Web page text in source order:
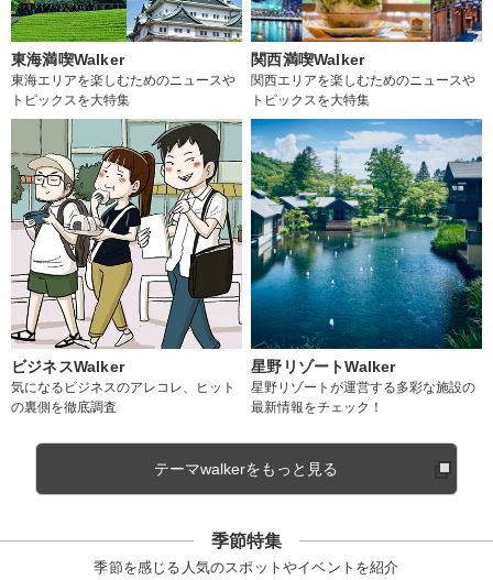
東海満喫Walker
東海エリアを楽しむためのニュースや
トピックスを大特集
関西満喫Walker
関西エリアを楽しむためのニュースや
トピックスを大特集
ビジネスWalker
気になるビジネスのアレコレ、ヒット
の裏側を徹底調査
星野リゾートWalker
星野リゾートが運営する多彩な施設の
最新情報をチェック！
テーマwalkerをもっと見る
季節特集
季節を感じる人気のスポットやイベントを紹介